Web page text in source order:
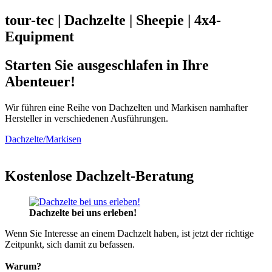
tour-tec | Dachzelte | Sheepie | 4x4-
Equipment
Starten Sie ausgeschlafen in Ihre
Abenteuer!
Wir führen eine Reihe von Dachzelten und Markisen namhafter
Hersteller in verschiedenen Ausführungen.
Dachzelte/Markisen
Kostenlose Dachzelt-Beratung
Dachzelte bei uns erleben!
Wenn Sie Interesse an einem Dachzelt haben, ist jetzt der richtige
Zeitpunkt, sich damit zu befassen.
Warum?